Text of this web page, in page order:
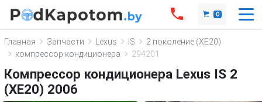
0
Главная Запчасти Lexus IS
2 поколение (XE20)
компрессор кондиционера
294201
Компрессор кондиционера Lexus IS 2
(XE20) 2006